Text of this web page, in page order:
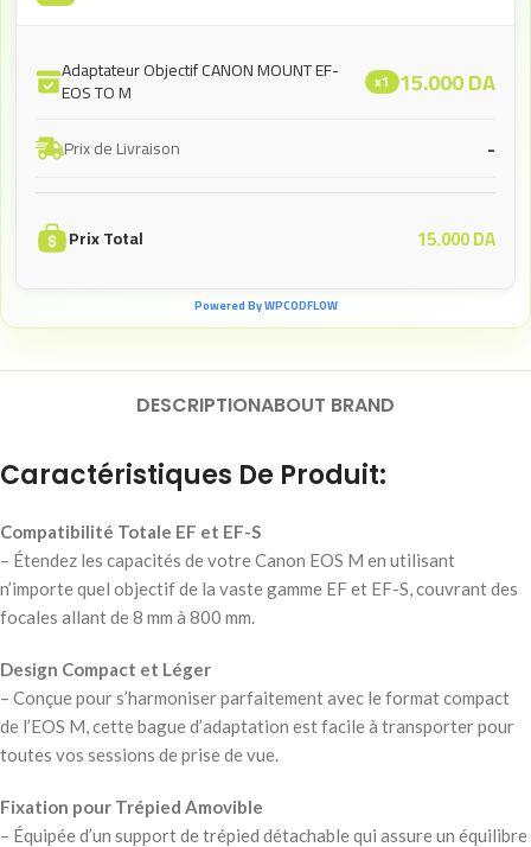
Adaptateur Objectif CANON MOUNT EF-
EOS TO M x1 15.000DA
Prix de Livraison -
Prix Total 15.000DA
Powered By WPCODFLOW
DESCRIPTIONABOUT BRAND
Caractéristiques De Produit:
Compatibilité Totale EF et EF-S
– Étendez les capacités de votre Canon EOS M en utilisant
n’importe quel objectif de la vaste gamme EF et EF-S, couvrant des
focales allant de 8 mm à 800 mm.
Design Compact et Léger
– Conçue pour s’harmoniser parfaitement avec le format compact
de l’EOS M, cette bague d’adaptation est facile à transporter pour
toutes vos sessions de prise de vue.
Fixation pour Trépied Amovible
– Équipée d’un support de trépied détachable qui assure un équilibre